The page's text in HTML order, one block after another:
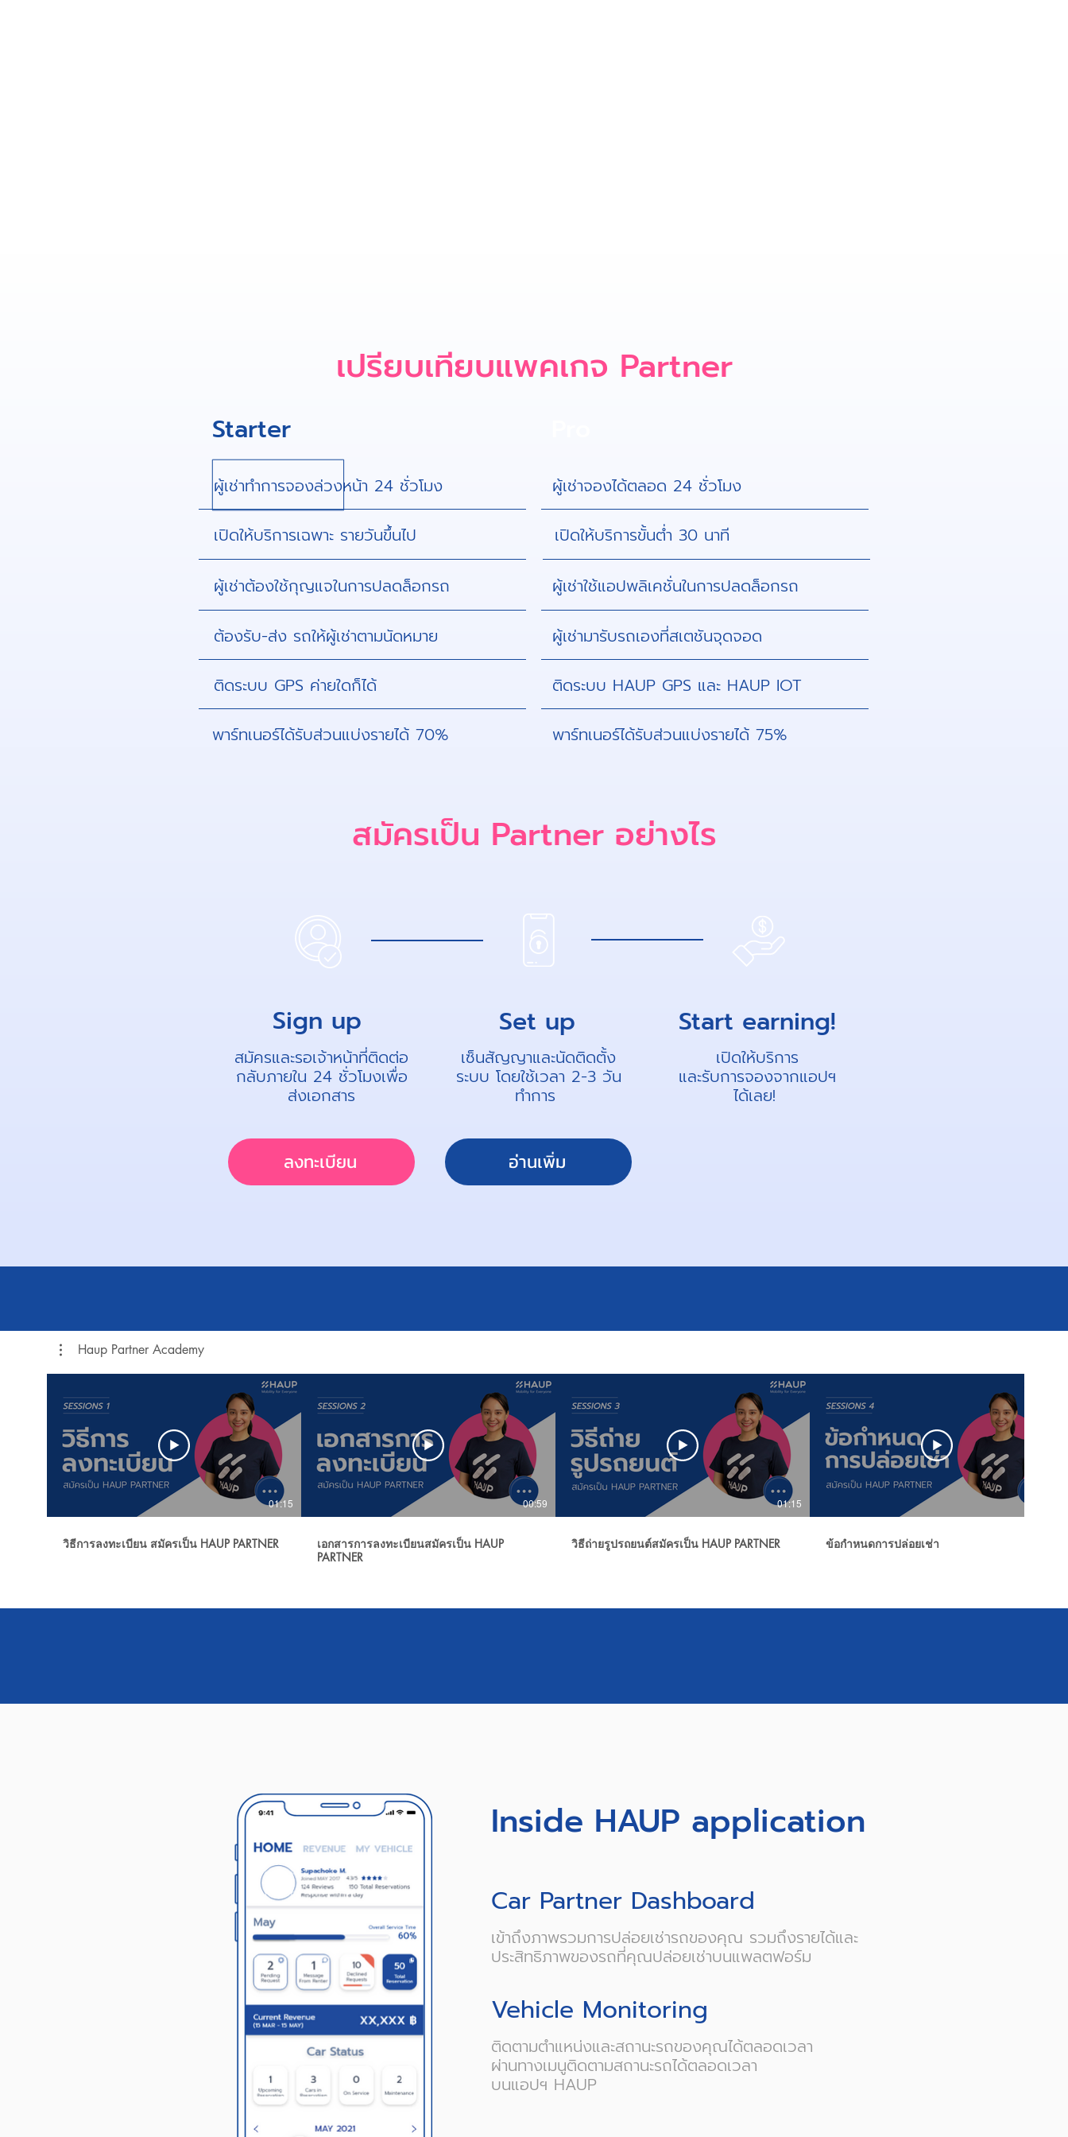
เปรียบเทียบแพคเกจ Partner
Starter
ผู้เช่าทำการจองล่วงหน้า 24 ชั่วโมง
เปิดให้บริการเฉพาะ รายวันขึ้นไป
ผู้เช่าต้องใช้กุญแจในการปลดล็อกรถ
ต้องรับ-ส่ง รถให้ผู้เช่าตามนัดหมาย
ติดระบบ GPS ค่ายใดก็ได้
พาร์ทเนอร์ได้รับส่วนแบ่งรายได้ 70%
ผู้เช่าจองได้ตลอด 24 ชั่วโมง
เปิดให้บริการขั้นต่ำ 30 นาที
ผู้เช่าใช้แอปพลิเคชั่นในการปลดล็อกรถ
ผู้เช่ามารับรถเองที่สเตชันจุดจอด
ติดระบบ HAUP GPS และ HAUP IOT
พาร์ทเนอร์ได้รับส่วนแบ่งรายได้ 75%
สมัครเป็น Partner อย่างไร
Sign up
สมัครและรอเจ้าหน้าที่ติดต่อ
กลับภายใน 24 ชั่วโมงเพื่อ
ส่งเอกสาร
Set up
เซ็นสัญญาและนัดติดตั้ง
ระบบ โดยใช้เวลา 2-3 วัน
ทำการ
Start earning!
เปิดให้บริการ
และรับการจองจากแอปฯ
ได้เลย!
ลงทะเบียน อ่านเพิ่ม
Haup Partner Academy
01:15
วิธีการลงทะเบียน สมัครเป็น HAUP PARTNER
00:59
เอกสารการลงทะเบียนสมัครเป็น HAUP
PARTNER
01:15
วิธีถ่ายรูปรถยนต์สมัครเป็น HAUP PARTNER ข้อกำหนดการปล่อยเช่า
Inside HAUP application
Car Partner Dashboard
เข้าถึงภาพรวมการปล่อยเช่ารถของคุณ รวมถึงรายได้และ
ประสิทธิภาพของรถที่คุณปล่อยเช่าบนแพลตฟอร์ม
Vehicle Monitoring
ติดตามตำแหน่งและสถานะรถของคุณได้ตลอดเวลา
ผ่านทางเมนูติดตามสถานะรถได้ตลอดเวลา
บนแอปฯ HAUP